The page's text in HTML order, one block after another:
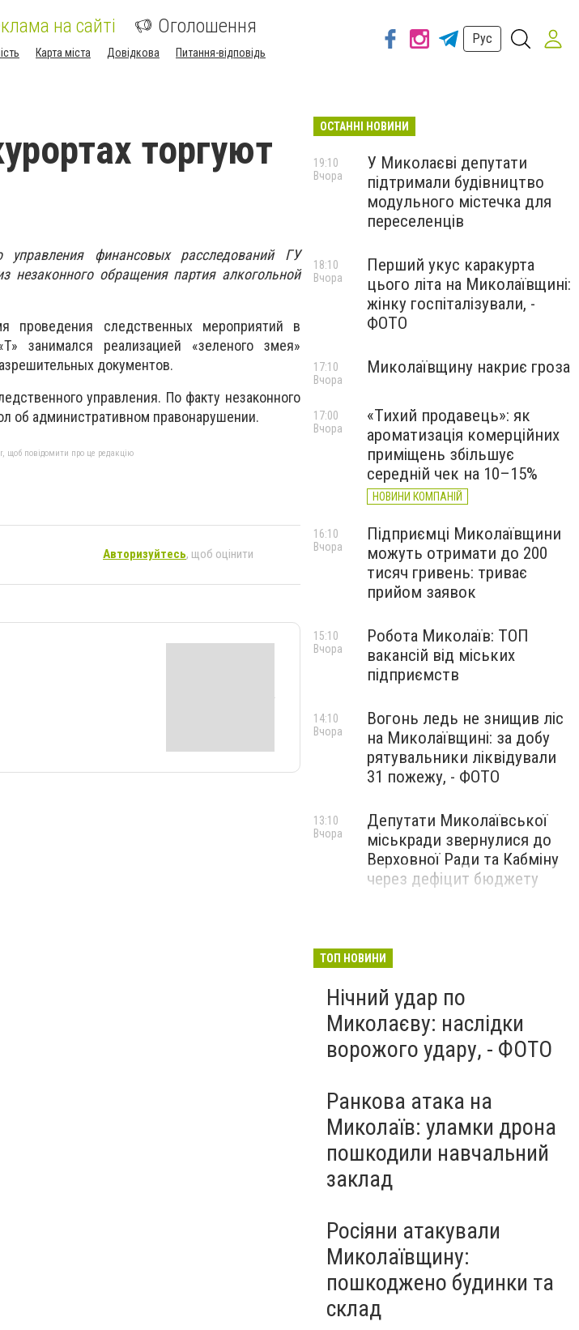
на сайті Оголошення
Карта міста Довідкова Питання-відповідь
Рус
торгуют
финансовых расследований ГУ
незаконного обращения партия алкогольной
проведения следственных мероприятий в
занимался реализацией «зеленого змея»
документов.
управления. По факту незаконного
об административном правонарушении.
щоб повідомити про це редакцію
Авторизуйтесь, щоб оцінити
ОСТАННІ НОВИНИ
У Миколаєві депутати
підтримали будівництво
модульного містечка для
переселенців
19:10
Вчора
Перший укус каракурта
цього літа на Миколаївщині:
жінку госпіталізували, -
ФОТО
18:10
Вчора
Миколаївщину накриє гроза
17:10
Вчора
«Тихий продавець»: як
ароматизація комерційних
приміщень збільшує
середній чек на 10–15%
НОВИНИ КОМПАНІЙ
17:00
Вчора
Підприємці Миколаївщини
можуть отримати до 200
тисяч гривень: триває
прийом заявок
16:10
Вчора
Робота Миколаїв: ТОП
вакансій від міських
підприємств
15:10
Вчора
Вогонь ледь не знищив ліс
на Миколаївщині: за добу
рятувальники ліквідували
31 пожежу, - ФОТО
14:10
Вчора
Депутати Миколаївської
міськради звернулися до
Верховної Ради та Кабміну
через дефіцит бюджету
13:10
Вчора
ТОП НОВИНИ
Нічний удар по
Миколаєву: наслідки
ворожого удару, - ФОТО
Ранкова атака на
Миколаїв: уламки дрона
пошкодили навчальний
заклад
Росіяни атакували
Миколаївщину:
пошкоджено будинки та
склад